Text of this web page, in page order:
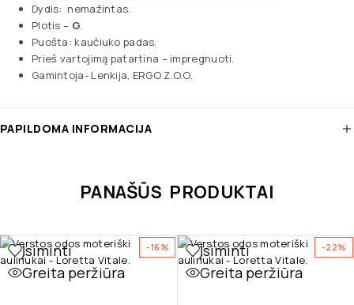
Dydis: nemažintas.
Plotis – G.
Puošta: kaučiuko padas.
Prieš vartojimą patartina – impregnuoti.
Gamintoja- Lenkija, ERGO Z.O.O.
PAPILDOMA INFORMACIJA
PANAŠŪS PRODUKTAI
-16%
Įsiminti
Greita peržiūra
-22%
Įsiminti
Greita peržiūra